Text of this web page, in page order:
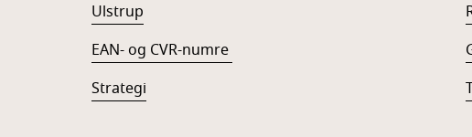
Ulstrup
EAN- og CVR-numre
Strategi